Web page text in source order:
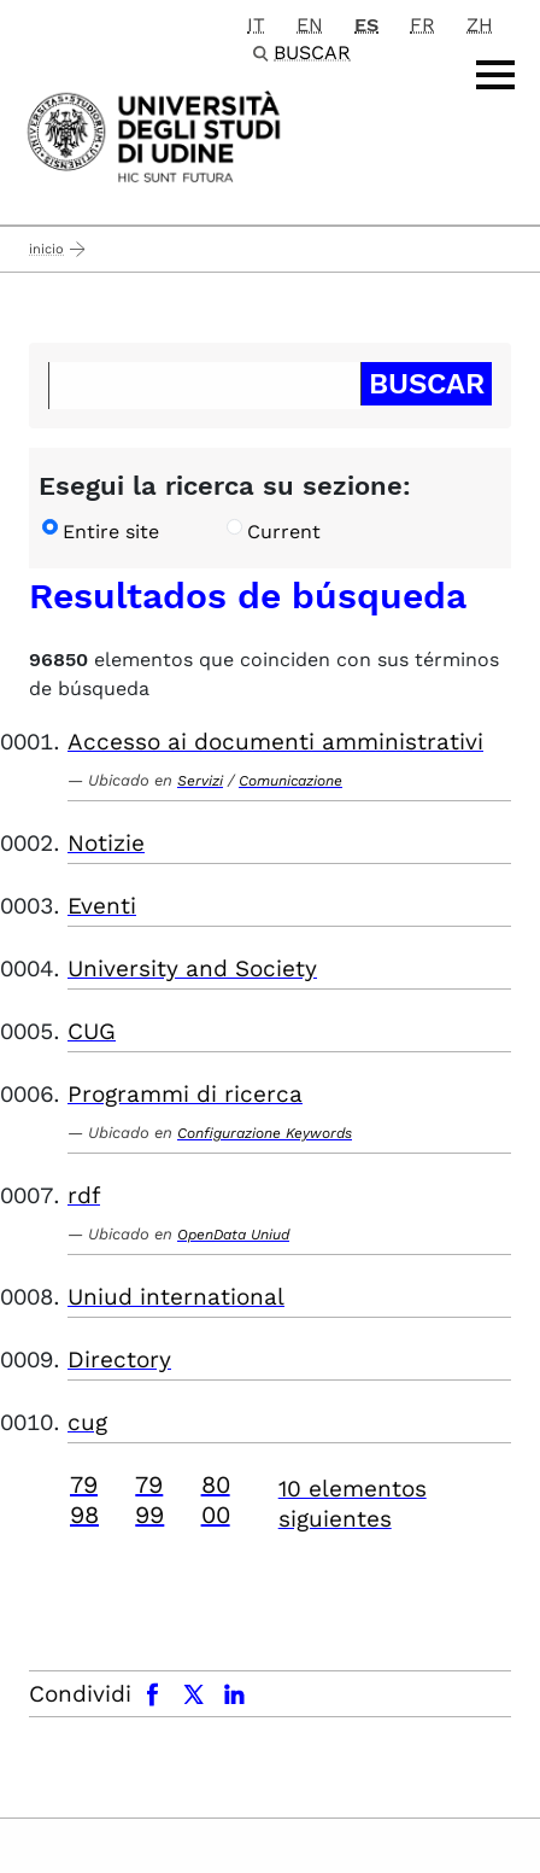
Passa al contenuto principale
IT EN ES FR
ZH
BUSCAR
inicio
Esegui la ricerca su sezione:
Entire site Current
Resultados de búsqueda
96850 elementos que coinciden con sus términos
de búsqueda
Accesso ai documenti amministrativi
Ubicado en Servizi / Comunicazione
Notizie
Eventi
University and Society
CUG
Programmi di ricerca
Ubicado en Configurazione Keywords
rdf
Ubicado en OpenData Uniud
Uniud international
Directory
cug
79
98
79
99
80
00
10 elementos
siguientes
Condividi
facebook x.com linkedin